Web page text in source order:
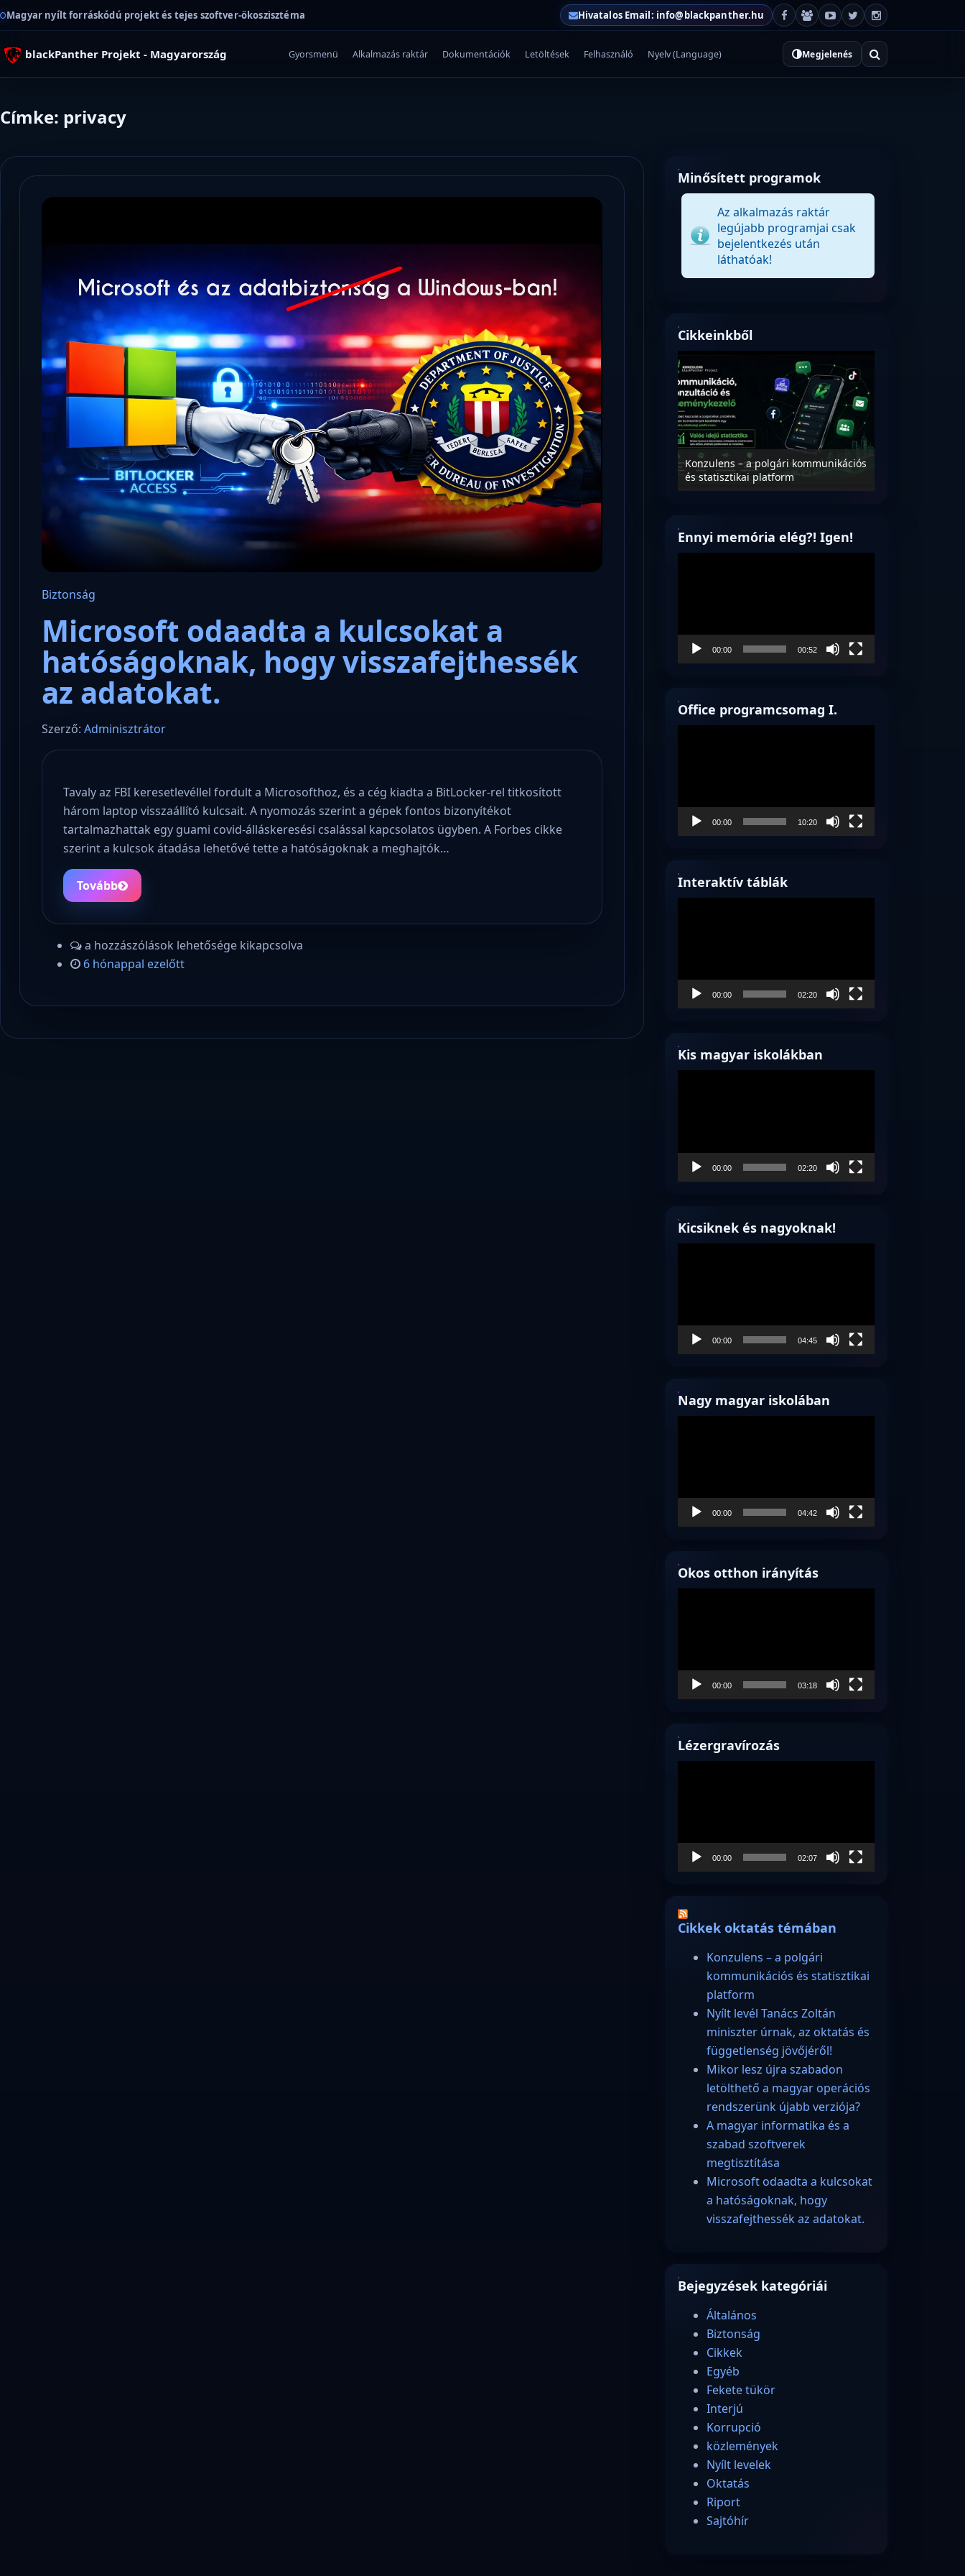
Magyar nyílt forráskódú projekt és tejes szoftver-ökoszisztéma Hivatalos Email: info@blackpanther.hu
blackPanther Projekt - Magyarország Gyorsmenü Alkalmazás raktár Dokumentációk Letöltések Felhasználó Nyelv (Language) Megjelenés
Címke: privacy
Biztonság
Microsoft odaadta a kulcsokat a
hatóságoknak, hogy visszafejthessék
az adatokat.
Szerző: Adminisztrátor
Tavaly az FBI keresetlevéllel fordult a Microsofthoz, és a cég kiadta a BitLocker-rel titkosított
három laptop visszaállító kulcsait. A nyomozás szerint a gépek fontos bizonyítékot
tartalmazhattak egy guami covid-álláskeresési csalással kapcsolatos ügyben. A Forbes cikke
szerint a kulcsok átadása lehetővé tette a hatóságoknak a meghajtók…
Tovább
a hozzászólások lehetősége kikapcsolva
6 hónappal ezelőtt
Minősített programok
Az alkalmazás raktár
legújabb programjai csak
bejelentkezés után
láthatóak!
Cikkeinkből
Microsoft odaadta a kulcsokat a
hatóságoknak, hogy visszafejthessék
az adatokat.
Konzulens – a polgári kommunikációs
és statisztikai platform
Ennyi memória elég?! Igen!
00:00 00:52
Office programcsomag I.
00:00 10:20
Interaktív táblák
00:00 02:20
Kis magyar iskolákban
00:00 02:20
Kicsiknek és nagyoknak!
00:00 04:45
Nagy magyar iskolában
00:00 04:42
Okos otthon irányítás
00:00 03:18
Lézergravírozás
00:00 02:07
Cikkek oktatás témában
Konzulens – a polgári
kommunikációs és statisztikai
platform
Nyílt levél Tanács Zoltán
miniszter úrnak, az oktatás és
függetlenség jövőjéről!
Mikor lesz újra szabadon
letölthető a magyar operációs
rendszerünk újabb verziója?
A magyar informatika és a
szabad szoftverek
megtisztítása
Microsoft odaadta a kulcsokat
a hatóságoknak, hogy
visszafejthessék az adatokat.
Bejegyzések kategóriái
Általános
Biztonság
Cikkek
Egyéb
Fekete tükör
Interjú
Korrupció
közlemények
Nyílt levelek
Oktatás
Riport
Sajtóhír